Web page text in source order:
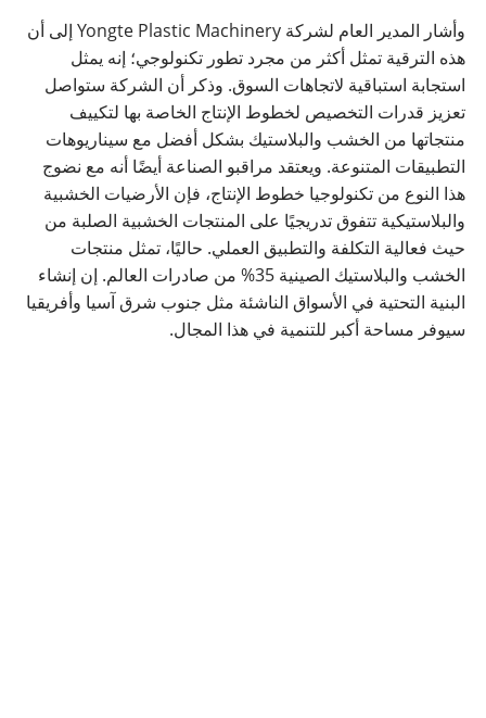
وأشار المدير العام لشركة Yongte Plastic Machinery إلى أن
هذه الترقية تمثل أكثر من مجرد تطور تكنولوجي؛ إنه يمثل
استجابة استباقية لاتجاهات السوق. وذكر أن الشركة ستواصل
تعزيز قدرات التخصيص لخطوط الإنتاج الخاصة بها لتكييف
منتجاتها من الخشب والبلاستيك بشكل أفضل مع سيناريوهات
التطبيقات المتنوعة. ويعتقد مراقبو الصناعة أيضًا أنه مع نضوج
هذا النوع من تكنولوجيا خطوط الإنتاج، فإن الأرضيات الخشبية
والبلاستيكية تتفوق تدريجيًا على المنتجات الخشبية الصلبة من
حيث فعالية التكلفة والتطبيق العملي. حاليًا، تمثل منتجات
الخشب والبلاستيك الصينية 35% من صادرات العالم. إن إنشاء
البنية التحتية في الأسواق الناشئة مثل جنوب شرق آسيا وأفريقيا
سيوفر مساحة أكبر للتنمية في هذا المجال.